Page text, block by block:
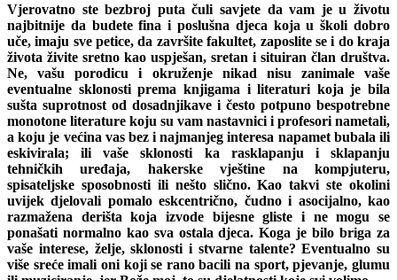
Vjerovatno ste bezbroj puta čuli savjete da vam je u životu
najbitnije da budete fina i poslušna djeca koja u školi dobro
uče, imaju sve petice, da završite fakultet, zaposlite se i do kraja
života živite sretno kao uspješan, sretan i situiran član društva.
Ne, vašu porodicu i okruženje nikad nisu zanimale vaše
eventualne sklonosti prema knjigama i literaturi koja je bila
sušta suprotnost od dosadnjikave i često potpuno bespotrebne
monotone literature koju su vam nastavnici i profesori nametali,
a koju je većina vas bez i najmanjeg interesa napamet bubala ili
eskivirala; ili vaše sklonosti ka rasklapanju i sklapanju
tehničkih uređaja, hakerske vještine na kompjuteru,
spisateljske sposobnosti ili nešto slično. Kao takvi ste okolini
uvijek djelovali pomalo eskcentrično, čudno i asocijalno, kao
razmažena derišta koja izvode bijesne gliste i ne mogu se
ponašati normalno kao sva ostala djeca. Koga je bilo briga za
vaše interese, želje, sklonosti i stvarne talente? Eventualno su
više sreće imali oni koji se rano bacili na sport, pjevanje, glumu